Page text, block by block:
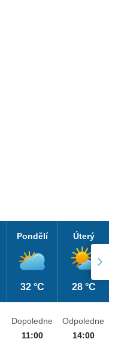
Pondělí
32 °C
Úterý
28 °C
Dopoledne
11:00
Odpoledne
14:00